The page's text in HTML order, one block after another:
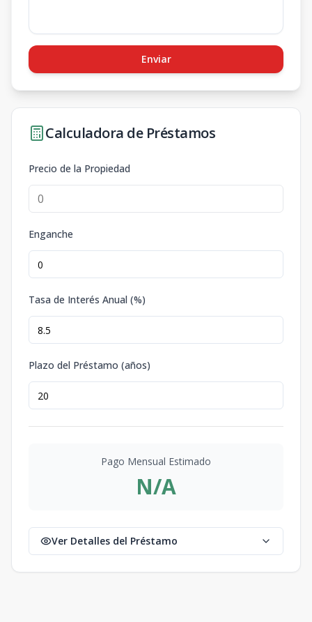
Enviar
Calculadora de Préstamos
Precio de la Propiedad
Enganche
Tasa de Interés Anual (%)
Plazo del Préstamo (años)
Pago Mensual Estimado
N/A
Ver Detalles del Préstamo